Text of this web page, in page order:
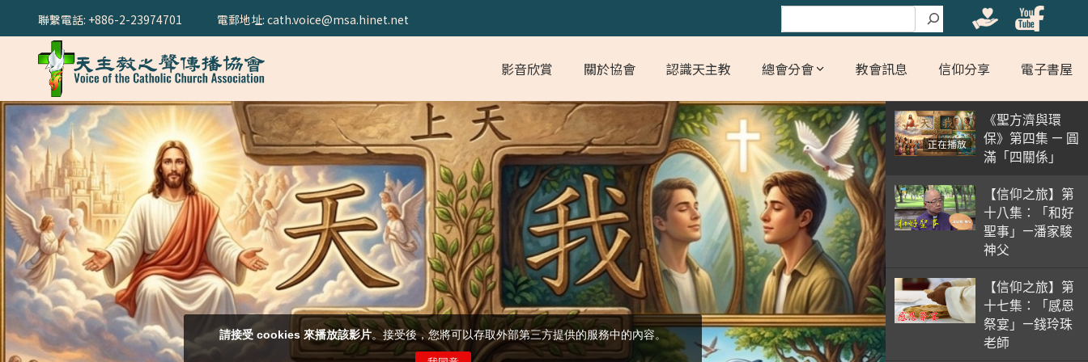
聯繫電話: +886-2-23974701 搜尋
電郵地址: cath.voice@msa.hinet.net
影音欣賞 關於協會 認識天主教 總會分會 教會訊息 信仰分享 電子書屋
正在播放
《聖方濟與環
保》第四集 — 圓
滿「四關係」
【信仰之旅】第
十八集：「和好
聖事」—潘家駿
神父
【信仰之旅】第
十七集：「感恩
祭宴」—錢玲珠
老師